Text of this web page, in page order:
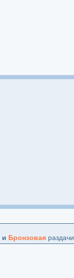
и Бронзоваяраздачи.